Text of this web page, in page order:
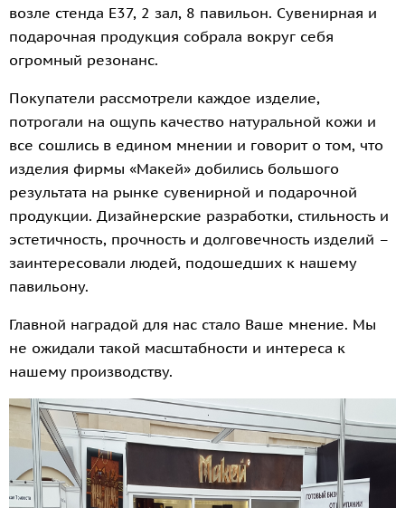
возле стенда Е37, 2 зал, 8 павильон. Сувенирная и
подарочная продукция собрала вокруг себя
огромный резонанс.
Покупатели рассмотрели каждое изделие,
потрогали на ощупь качество натуральной кожи и
все сошлись в едином мнении и говорит о том, что
изделия фирмы «Макей» добились большого
результата на рынке сувенирной и подарочной
продукции. Дизайнерские разработки, стильность и
эстетичность, прочность и долговечность изделий –
заинтересовали людей, подошедших к нашему
павильону.
Главной наградой для нас стало Ваше мнение. Мы
не ожидали такой масштабности и интереса к
нашему производству.